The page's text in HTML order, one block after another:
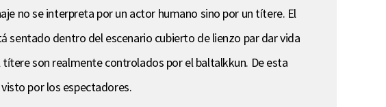
no se interpreta por un actor humano sino por un títere. El
sentado dentro del escenario cubierto de lienzo par dar vida
son realmente controlados por el baltalkkun. De esta
por los espectadores.